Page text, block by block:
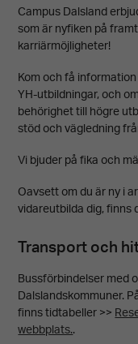
Campus Dalsland
som är nyfiken på
karriärmöjligheter!
Kom och få
YH-utbildningar, och
behörighet till högre
stöd och vägledning
Vi bjuder på fika och
Oavsett om du är ny i
vidareutbilda dig, finns
Transport och
Bussförbindelser med
Dalslandskommuner.
finns tidtabeller >>
webbplats..